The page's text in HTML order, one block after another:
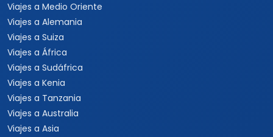
Viajes a Medio Oriente
Viajes a Alemania
Viajes a Suiza
Viajes a África
Viajes a Sudáfrica
Viajes a Kenia
Viajes a Tanzania
Viajes a Australia
Viajes a Asia